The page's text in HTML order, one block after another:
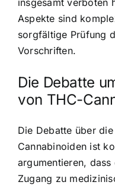
insgesamt verboten
Aspekte sind
sorgfältige Prüfung
Vorschriften.
Die Debatte
von THC-
Die Debatte über
Cannabinoiden ist
argumentieren,
Zugang zu